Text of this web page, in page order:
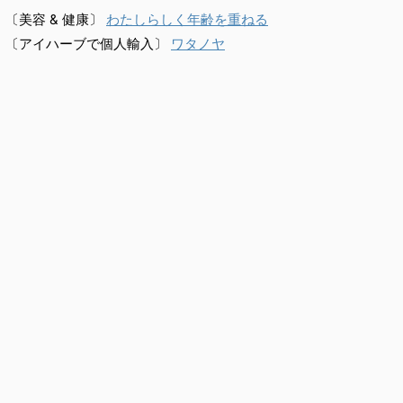
〔美容 & 健康〕 わたしらしく年齢を重ねる
〔アイハーブで個人輸入〕
ワタノヤ